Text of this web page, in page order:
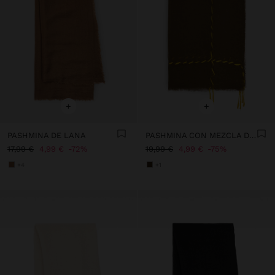
+
PASHMINA DE LANA
17,99 €
4,99 € 72%
+
19,99 €
4,99 € 75%